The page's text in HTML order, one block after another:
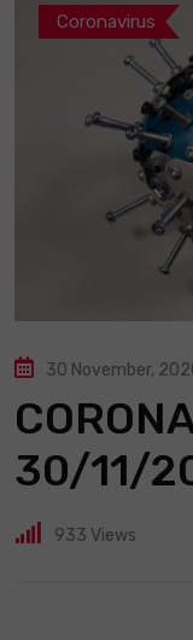
Coronavirus
30 November,
30/11/
933 Views